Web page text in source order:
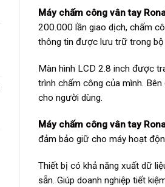
Máy chấm công vân tay
200.000 lần giao dịch, chấm
thông tin được lưu trữ trong bộ
Màn hình LCD 2.8 inch được
trình chấm công của mình.
cho người dùng.
Máy chấm công vân tay
đảm bảo giữ cho máy hoạt
Thiết bị có khả năng xuất dữ
sẵn. Giúp doanh nghiệp tiết